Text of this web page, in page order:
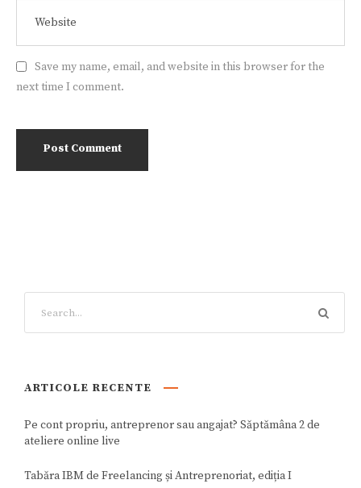
Save my name, email, and website in this browser for the
next time I comment.
ARTICOLE RECENTE
Pe cont propriu, antreprenor sau angajat? Săptămâna 2 de
ateliere online live
Tabăra IBM de Freelancing și Antreprenoriat, ediția I